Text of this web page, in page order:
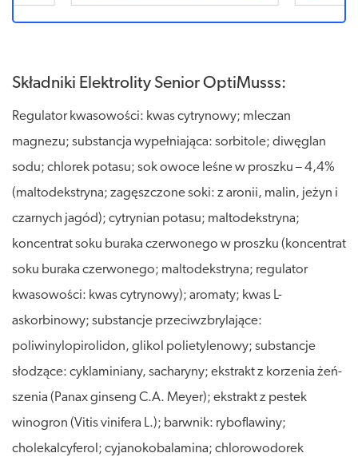
Składniki Elektrolity Senior OptiMusss:
Regulator kwasowości: kwas cytrynowy; mleczan
magnezu; substancja wypełniająca: sorbitole; diwęglan
sodu; chlorek potasu; sok owoce leśne w proszku – 4,4%
(maltodekstryna; zagęszczone soki: z aronii, malin, jeżyn i
czarnych jagód); cytrynian potasu; maltodekstryna;
koncentrat soku buraka czerwonego w proszku (koncentrat
soku buraka czerwonego; maltodekstryna; regulator
kwasowości: kwas cytrynowy); aromaty; kwas L-
askorbinowy; substancje przeciwzbrylające:
poliwinylopirolidon, glikol polietylenowy; substancje
słodzące: cyklaminiany, sacharyny; ekstrakt z korzenia żeń-
szenia (Panax ginseng C.A. Meyer); ekstrakt z pestek
winogron (Vitis vinifera L.); barwnik: ryboflawiny;
cholekalcyferol; cyjanokobalamina; chlorowodorek